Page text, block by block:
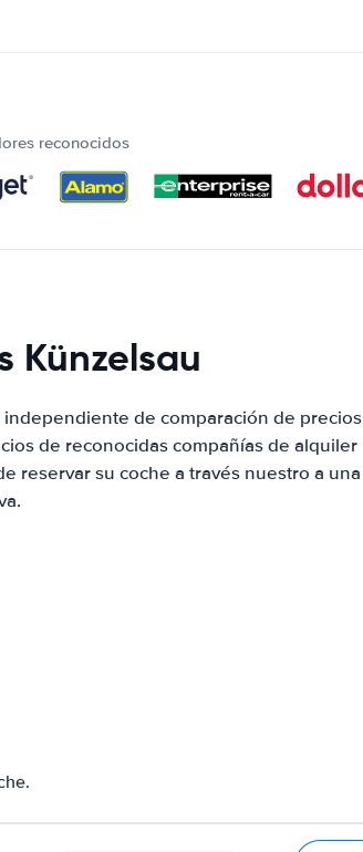
reconocidos
Künzelsau
de comparación de precios
de reconocidas compañías de alquiler
reservar su coche a través nuestro a una